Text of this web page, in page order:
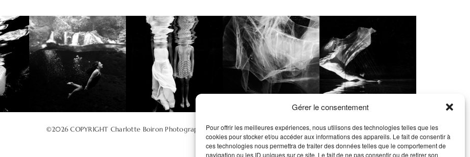
Gérer le consentement
Pour offrir les meilleures expériences, nous utilisons des technologies telles que les
cookies pour stocker et/ou accéder aux informations des appareils. Le fait de consentir à
ces technologies nous permettra de traiter des données telles que le comportement de
navigation ou les ID uniques sur ce site. Le fait de ne pas consentir ou de retirer son
©2026 COPYRIGHT Charlotte Boiron Photography Top